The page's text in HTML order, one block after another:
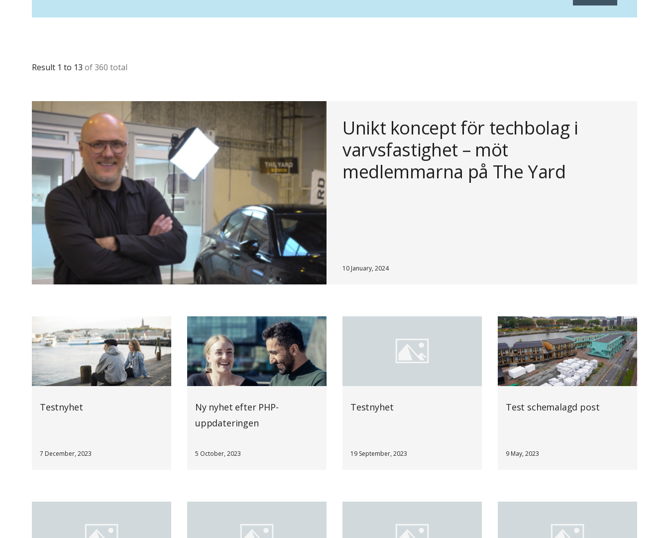
Result 1 to 13 of 360 total
Unikt koncept för techbolag i
varvsfastighet – möt
medlemmarna på The Yard
10 January, 2024
Testnyhet
7 December, 2023
Ny nyhet efter PHP-
uppdateringen
5 October, 2023
Testnyhet
19 September, 2023
Test schemalagd post
9 May, 2023